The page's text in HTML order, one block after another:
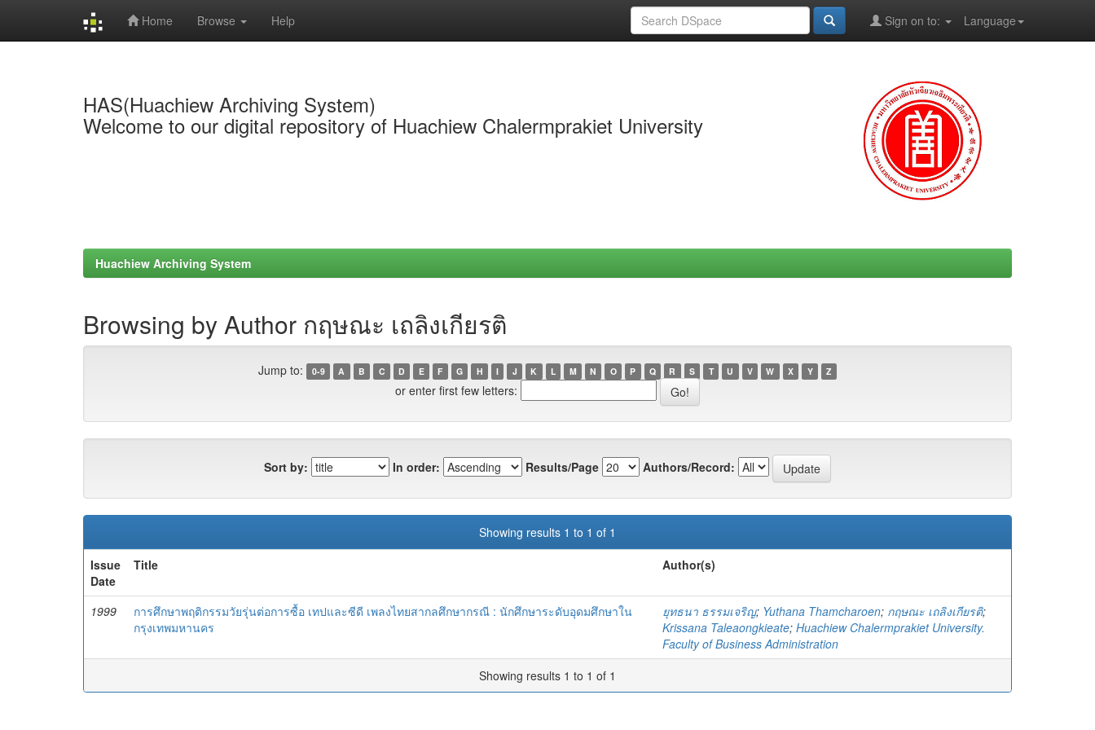
Home Browse Help Language
Sign on to:
HAS(Huachiew Archiving System)
Welcome to our digital repository of Huachiew Chalermprakiet University
Huachiew Archiving System
Browsing by Author กฤษณะ เถลิงเกียรติ
Jump to: 0-9 A B C D E F G H I J K L M N O P Q R S T U V W X Y Z
or enter first few letters:
Sort by: In order: Results/Page Authors/Record:
Showing results 1 to 1 of 1
Issue
Date
Title Author(s)
1999
การศึกษาพฤติกรรมวัยรุ่นต่อการซื้อ เทปและซีดี เพลงไทยสากลศึกษากรณี : นักศึกษาระดับอุดมศึกษาใน
กรุงเทพมหานคร
ยุทธนา ธรรมเจริญ; Yuthana Thamcharoen; กฤษณะ เถลิงเกียรติ;
Krissana Taleaongkieate; Huachiew Chalermprakiet University.
Faculty of Business Administration
Showing results 1 to 1 of 1